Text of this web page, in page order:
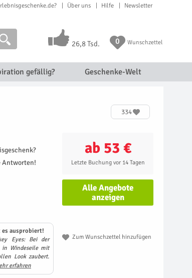
Über uns Hilfe Newsletter
26,8 Tsd. 0 Wunschzettel
gefällig? Geschenke-Welt
334
ab 53 €
Letzte Buchung vor 14 Tagen
Alle Angebote
anzeigen
Zum Wunschzettel hinzufügen
Antworten!
es ausprobiert!
Eyes: Bei der
Windeseile mit
Look zaubert.
erfahren